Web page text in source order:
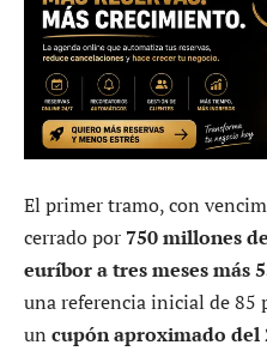
El primer tramo, con
cerrado por750 millones
euríbor a tres meses más
una referencia inicial de 85
un cupón aproximado del